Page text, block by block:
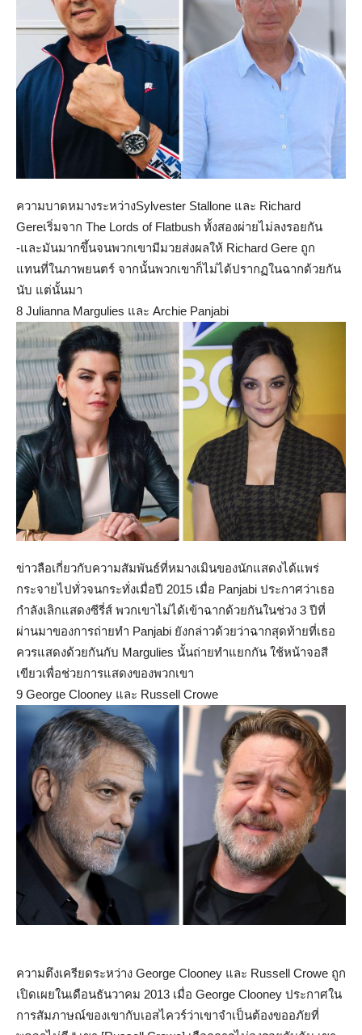
ความบาดหมางระหว่างSylvester Stallone และ Richard
Gereเริ่มจาก The Lords of Flatbush ทั้งสองผ่ายไม่ลงรอยกัน
-และมันมากขึ้นจนพวกเขามีมวยส่งผลให้ Richard Gere ถูก
แทนที่ในภาพยนตร์ จากนั้นพวกเขาก็ไม่ได้ปรากฏในฉากด้วยกัน
นับ แต่นั้นมา
8 Julianna Margulies และ Archie Panjabi
ข่าวลือเกี่ยวกับความสัมพันธ์ที่หมางเมินของนักแสดงได้แพร่
กระจายไปทั่วจนกระทั่งเมื่อปี 2015 เมื่อ Panjabi ประกาศว่าเธอ
กำลังเลิกแสดงซีรี่ส์ พวกเขาไม่ได้เข้าฉากด้วยกันในช่วง 3 ปีที่
ผ่านมาของการถ่ายทำ Panjabi ยังกล่าวด้วยว่าฉากสุดท้ายที่เธอ
ควรแสดงด้วยกันกับ Margulies นั้นถ่ายทำแยกกัน ใช้หน้าจอสี
เขียวเพื่อช่วยการแสดงของพวกเขา
9 George Clooney และ Russell Crowe
ความตึงเครียดระหว่าง George Clooney และ Russell Crowe ถูก
เปิดเผยในเดือนธันวาคม 2013 เมื่อ George Clooney ประกาศใน
การสัมภาษณ์ของเขากับเอสไควร์ว่าเขาจำเป็นต้องขออภัยที่